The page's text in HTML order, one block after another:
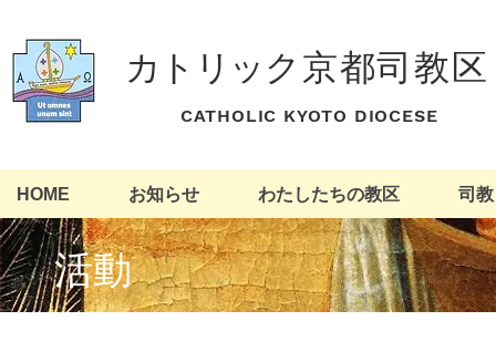
カトリッ ク京都司教区
​ CATHOLIC KYOTO DIOCESE
HOME お知らせ わたしたちの教区 司教
活動